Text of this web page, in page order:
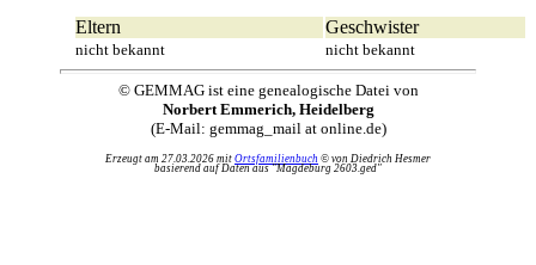
Eltern Geschwister
nicht bekannt nicht bekannt
© GEMMAG ist eine genealogische Datei von
Norbert Emmerich, Heidelberg
(E-Mail: gemmag_mail at online.de)
Erzeugt am 27.03.2026 mit Ortsfamilienbuch © von Diedrich Hesmer
basierend auf Daten aus "Magdeburg 2603.ged"